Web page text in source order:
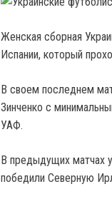
Женская сборная
Испании, который
В своем последнем
Зинченко с
УАФ.
В предыдущих матчах
победили Северную